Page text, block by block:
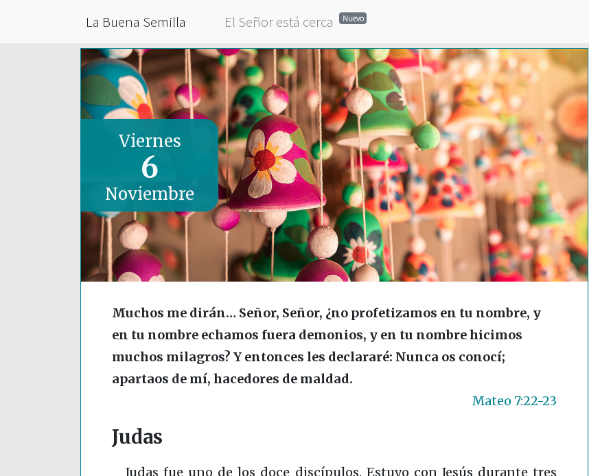
La Buena Semilla El Señor está cerca Nuevo
Viernes
6
Noviembre
Muchos me dirán… Señor, Señor, ¿no profetizamos en tu nombre, y
en tu nombre echamos fuera demonios, y en tu nombre hicimos
muchos milagros? Y entonces les declararé: Nunca os conocí;
apartaos de mí, hacedores de maldad.
Mateo 7:22-23
Judas
Judas fue uno de los doce discípulos. Estuvo con Jesús durante tres